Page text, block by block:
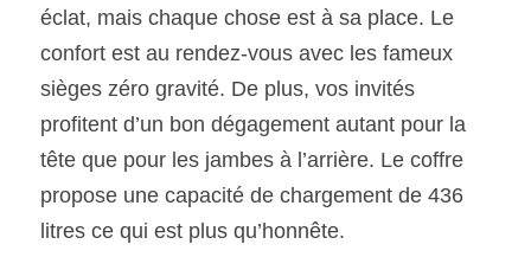
éclat, mais chaque chose est à sa place. Le
confort est au rendez-vous avec les fameux
sièges zéro gravité. De plus, vos invités
profitent d’un bon dégagement autant pour la
tête que pour les jambes à l’arrière. Le coffre
propose une capacité de chargement de 436
litres ce qui est plus qu’honnête.